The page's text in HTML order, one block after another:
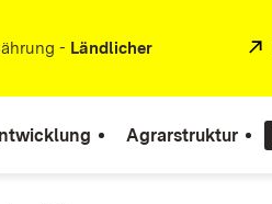
- Ländlicher
Agrarstruktur